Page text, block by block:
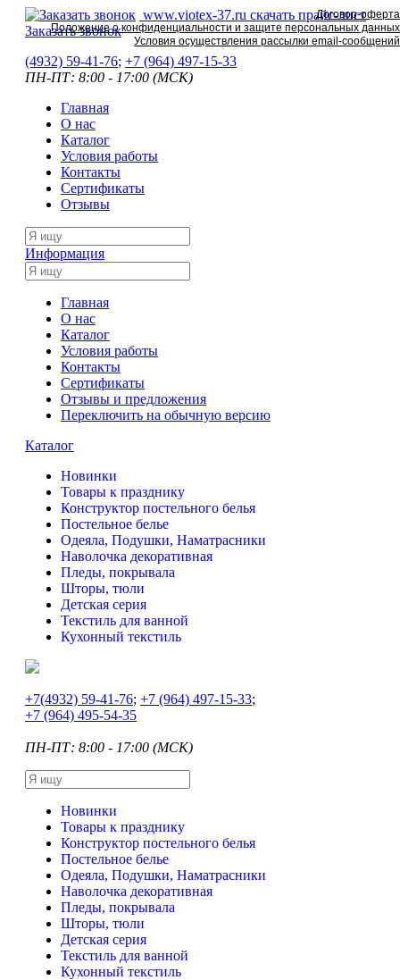
www.viotex-37.ru скачать прайс-лист
Заказать звонок
(4932) 59-41-76; +7 (964) 497-15-33
ПН-ПТ: 8:00 - 17:00 (МСК)
Главная
О нас
Каталог
Условия работы
Контакты
Сертификаты
Отзывы
Информация
Главная
О нас
Каталог
Условия работы
Контакты
Сертификаты
Отзывы и предложения
Переключить на обычную версию
Каталог
Новинки
Товары к празднику
Конструктор постельного белья
Постельное белье
Одеяла, Подушки, Наматрасники
Наволочка декоративная
Пледы, покрывала
Шторы, тюли
Детская серия
Текстиль для ванной
Кухонный текстиль
+7(4932) 59-41-76; +7 (964) 497-15-33;
+7 (964) 495-54-35
ПН-ПТ: 8:00 - 17:00 (МСК)
Новинки
Товары к празднику
Конструктор постельного белья
Постельное белье
Одеяла, Подушки, Наматрасники
Наволочка декоративная
Пледы, покрывала
Шторы, тюли
Детская серия
Текстиль для ванной
Кухонный текстиль
Договор-оферта
Положение о конфиденциальности и защите персональных данных
Условия осуществления рассылки email-сообщений